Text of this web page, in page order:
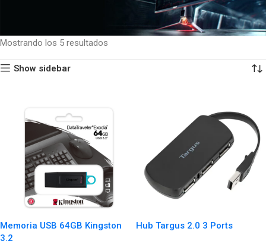
envío rápido en toda República Dominicana
Memoria Usb
Mostrando los 5 resultados
Show sidebar
Memoria USB 64GB Kingston
3.2
Hub Targus 2.0 3 Ports